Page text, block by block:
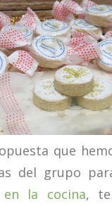
que
del grupo
en la cocina,